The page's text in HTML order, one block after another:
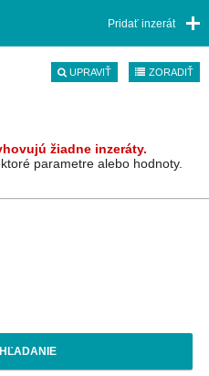
Pridať inzerát
UPRAVIŤ ZORADIŤ
žiadne inzeráty.
parametre alebo hodnoty.